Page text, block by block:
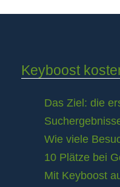
Keyboost
Das Ziel: die
Wie viele
10 Plätze bei
Mit Keyboost